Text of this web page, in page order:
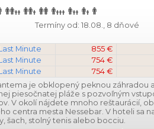
Termíny od: 18.08., 8 dňové
Minute 855 €
Minute 754 €
Minute 754 €
je obklopený peknou záhradou
piesočnatej pláže s pozvoľným
V okolí nájdete mnoho reštaurácií,
centra mesta Nessebar. V hoteli sa
šach, stolný tenis alebo bocciu.